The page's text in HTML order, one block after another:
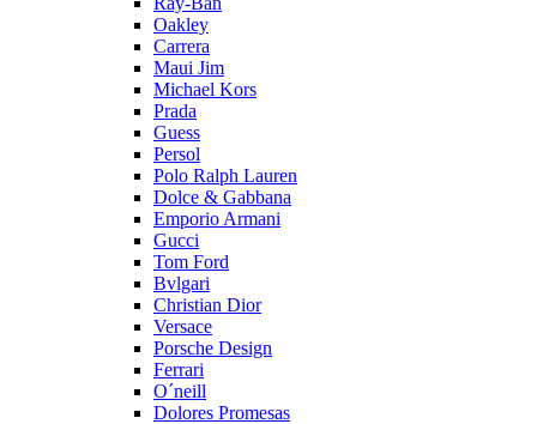
Oakley
Carrera
Maui Jim
Michael Kors
Prada
Guess
Persol
Polo Ralph Lauren
Dolce & Gabbana
Emporio Armani
Gucci
Tom Ford
Bvlgari
Christian Dior
Versace
Porsche Design
Ferrari
O´neill
Dolores Promesas